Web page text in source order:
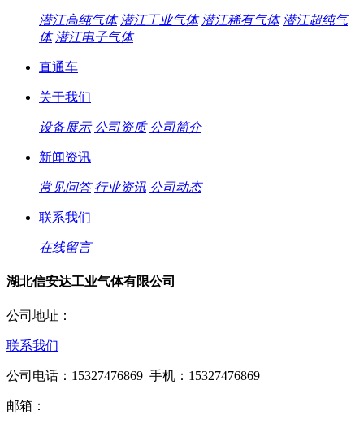
潜江高纯气体 潜江工业气体 潜江稀有气体 潜江超纯气
体 潜江电子气体
直通车
关于我们
设备展示 公司资质 公司简介
新闻资讯
常见问答 行业资讯 公司动态
联系我们
在线留言
湖北信安达工业气体有限公司
公司地址：
联系我们
公司电话：15327476869 手机：15327476869
邮箱：